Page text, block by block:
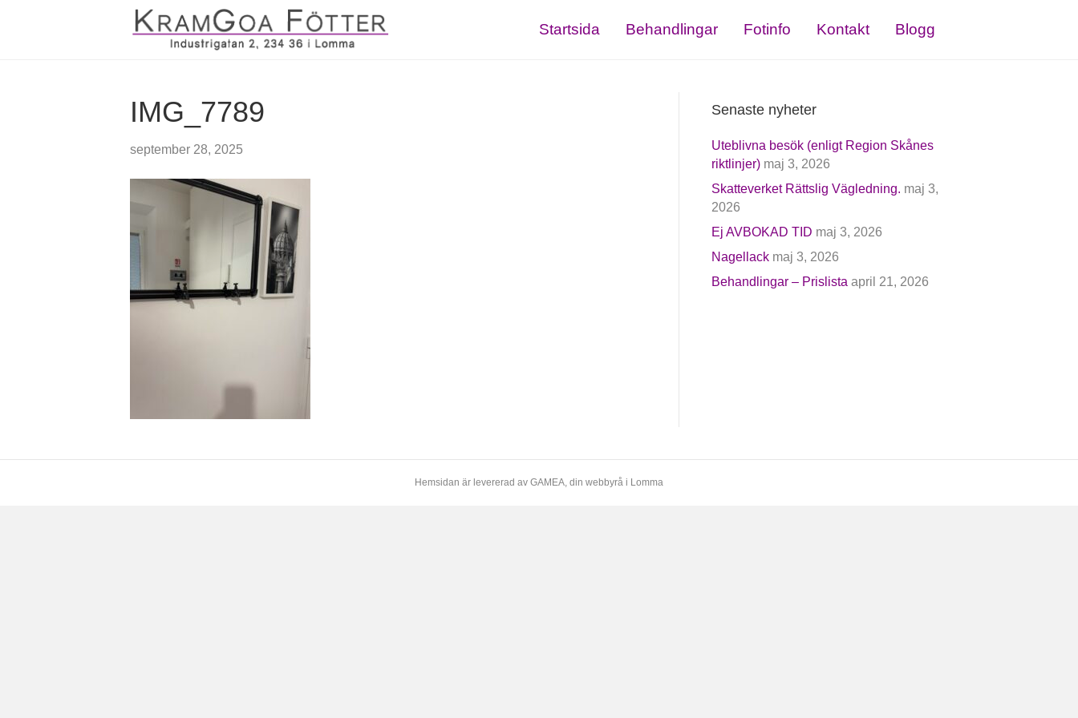
Startsida Behandlingar Fotinfo Kontakt Blogg
IMG_7789
september 28, 2025
Senaste nyheter
Uteblivna besök (enligt Region Skånes
riktlinjer) maj 3, 2026
Skatteverket Rättslig Vägledning. maj 3,
2026
Ej AVBOKAD TID maj 3, 2026
Nagellack maj 3, 2026
Behandlingar – Prislista april 21, 2026
Hemsidan är levererad av GAMEA, din webbyrå i Lomma